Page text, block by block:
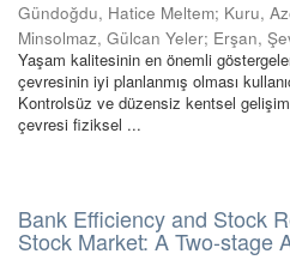
Gündoğdu, Hatice Meltem; Kuru,
Minsolmaz, Gülcan Yeler; Erşan,
Yaşam kalitesinin en önemli
çevresinin iyi planlanmış olması
Kontrolsüz ve düzensiz kentsel
çevresi fiziksel ...
Bank Efficiency and Stock
Stock Market: A Two-stage